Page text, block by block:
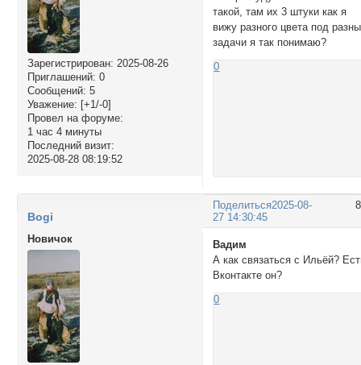
Зарегистрирован: 2025-08-26
Приглашений: 0
Сообщений: 5
Уважение: [+1/-0]
Провел на форуме:
1 час 4 минуты
Последний визит:
2025-08-28 08:19:52
такой, там их 3 штуки как я
вижу разного цвета под
задачи я так понимаю?
0
Поделиться2025-08-
27 14:30:45
Bogi
Новичок
Вадим
А как связаться с Ильёй?
Вконтакте он?
0